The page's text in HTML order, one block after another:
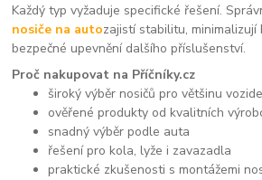
Každý typ vyžaduje specifické řešení.
nosiče na autozajistí stabilitu, minimalizují
bezpečné upevnění dalšího příslušenství.
Proč nakupovat na Příčníky.cz
široký výběr nosičů pro většinu
ověřené produkty od kvalitních
snadný výběr podle auta
řešení pro kola, lyže i zavazadla
praktické zkušenosti s montážemi